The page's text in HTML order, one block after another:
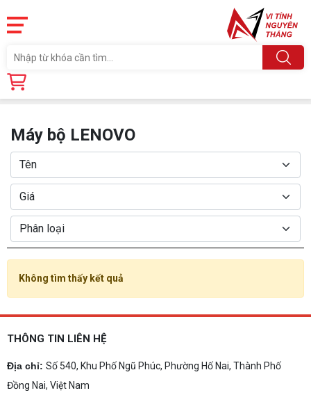
Trang chủ
Máy bộ LENOVO
Không tìm thấy kết quả
THÔNG TIN LIÊN HỆ
Địa chỉ: Số 540, Khu Phố Ngũ Phúc, Phường Hố Nai, Thành Phố
Đồng Nai, Việt Nam